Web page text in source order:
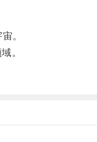
。
。